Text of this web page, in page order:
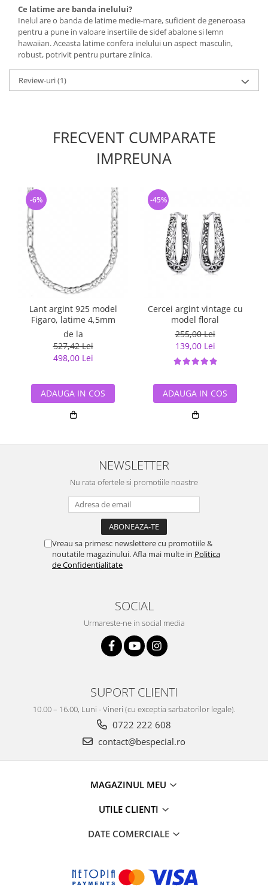
Ce latime are banda inelului?
Inelul are o banda de latime medie-mare, suficient de generoasa
pentru a pune in valoare insertiile de sidef abalone si lemn
hawaiian. Aceasta latime confera inelului un aspect masculin,
robust, potrivit pentru purtare zilnica.
Review-uri(1)
FRECVENT CUMPARATE
IMPREUNA
Lant argint 925 model
Figaro, latime 4,5mm
de la
527,42 Lei
498,00 Lei
-6%
ADAUGA IN COS
Cercei argint vintage cu
model floral
255,00 Lei
139,00 Lei
-45%
ADAUGA IN COS
NEWSLETTER
Nu rata ofertele si promotiile noastre
Vreau sa primesc newslettere cu promotiile &
noutatile magazinului. Afla mai multe in Politica
de Confidentialitate
SOCIAL
Urmareste-ne in social media
SUPORT CLIENTI
10.00 – 16.00, Luni - Vineri (cu exceptia sarbatorilor legale).
0722 222 608
contact@bespecial.ro
MAGAZINUL MEU
UTILE CLIENTI
DATE COMERCIALE